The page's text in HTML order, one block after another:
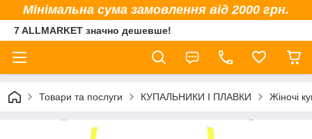
Мінімальна сума замовлення від 2000 грн.
7 ALLMARKET значно дешевше!
Товари та послуги КУПАЛЬНИКИ І ПЛАВКИ Жіночі